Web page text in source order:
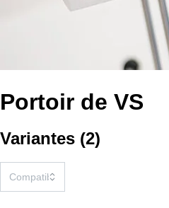
Portoir de VS
Variantes (2)